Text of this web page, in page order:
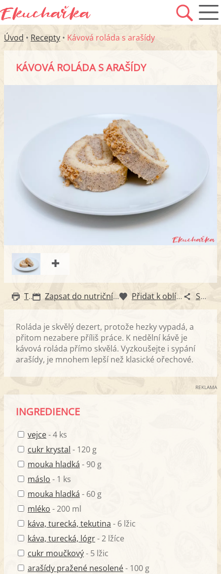
Úvod • Recepty • Kávová roláda s arašídy
KÁVOVÁ ROLÁDA S ARAŠÍDY
Tisk Zapsat do nutričního diáře Přidat k oblíbeným Sdílet
Roláda je skvělý dezert, protože hezky vypadá, a
přitom nezabere příliš práce. K nedělní kávě je
kávová roláda přímo skvělá. Vyzkoušejte i sypání
arašídy, je mnohem lepší než klasické ořechové.
REKLAMA
INGREDIENCE
vejce- 4 ks
cukr krystal - 120 g
mouka hladká - 90 g
máslo - 1 ks
mouka hladká - 60 g
mléko - 200 ml
káva, turecká, tekutina - 6 lžic
káva, turecká, lógr- 2 lžíce
cukr moučkový- 5 lžic
arašídy pražené nesolené- 100 g